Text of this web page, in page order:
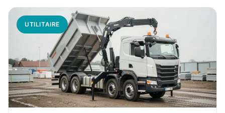
UTILITAIRE